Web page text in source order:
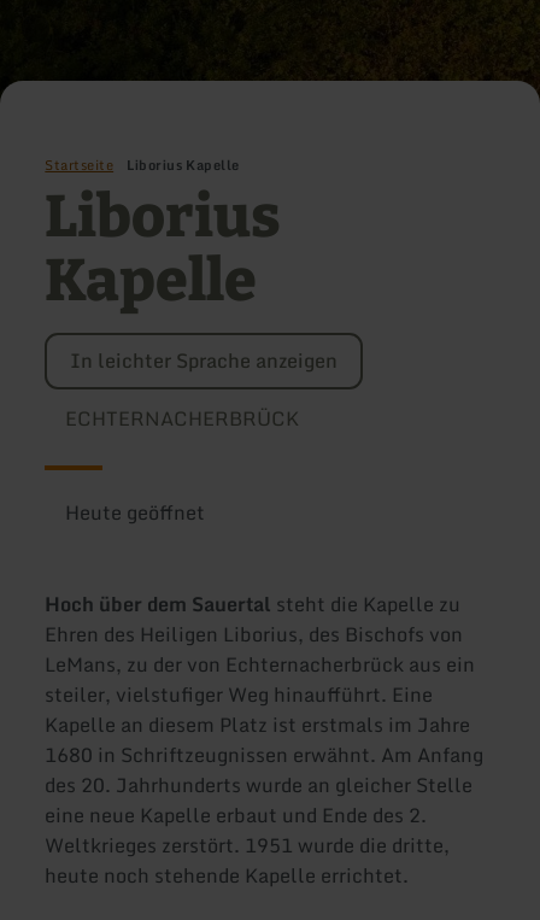
Startseite Liborius Kapelle
Liborius
Kapelle
In leichter Sprache anzeigen
ECHTERNACHERBRÜCK
Heute geöffnet
Hoch über dem Sauertal steht die Kapelle zu
Ehren des Heiligen Liborius, des Bischofs von
LeMans, zu der von Echternacherbrück aus ein
steiler, vielstufiger Weg hinaufführt. Eine
Kapelle an diesem Platz ist erstmals im Jahre
1680 in Schriftzeugnissen erwähnt. Am Anfang
des 20. Jahrhunderts wurde an gleicher Stelle
eine neue Kapelle erbaut und Ende des 2.
Weltkrieges zerstört. 1951 wurde die dritte,
heute noch stehende Kapelle errichtet.